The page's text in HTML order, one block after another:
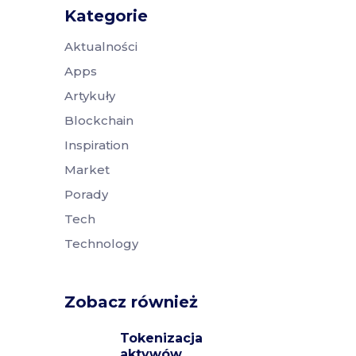
Kategorie
Aktualności
Apps
Artykuły
Blockchain
Inspiration
Market
Porady
Tech
Technology
Zobacz również
Tokenizacja